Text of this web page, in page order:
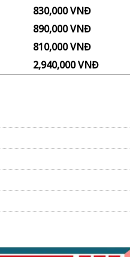
830,000 VNĐ
890,000 VNĐ
810,000 VNĐ
2,940,000 VNĐ